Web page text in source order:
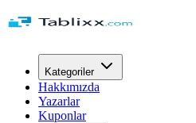
Kategoriler
Hakkımızda
Yazarlar
Kuponlar